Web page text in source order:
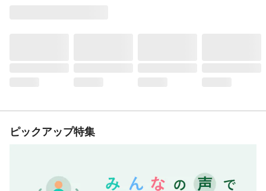
ピックアップ特集